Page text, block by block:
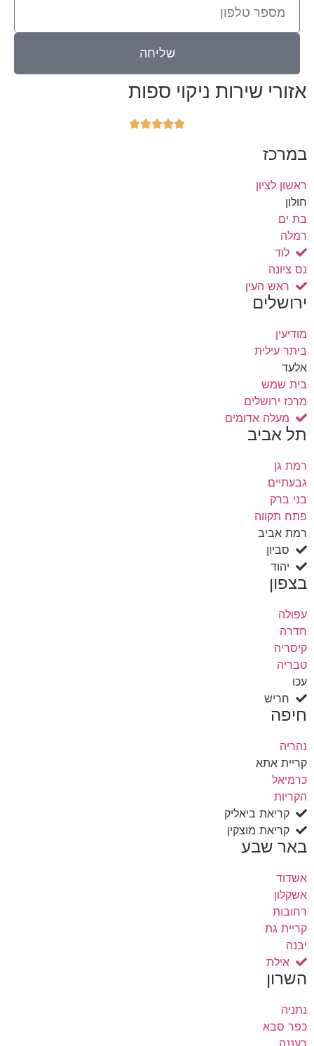
שליחה
אזורי שירות ניקוי ספות





במרכז
ראשון לציון
חולון
בת ים
רמלה
לוד
נס ציונה
ראש העין
ירושלים
מודיעין
ביתר עילית
אלעד
בית שמש
מרכז ירושלים
מעלה אדומים
תל אביב
רמת גן
גבעתיים
בני ברק
פתח תקווה
רמת אביב
סביון
יהוד
בצפון
עפולה
חדרה
קיסריה
טבריה
עכו
חריש
חיפה
נהריה
קריית אתא
כרמיאל
הקריות
קריאת ביאליק
קריאת מוצקין
באר שבע
אשדוד
אשקלון
רחובות
קריית גת
יבנה
אילת
השרון
נתניה
כפר סבא
רעננה